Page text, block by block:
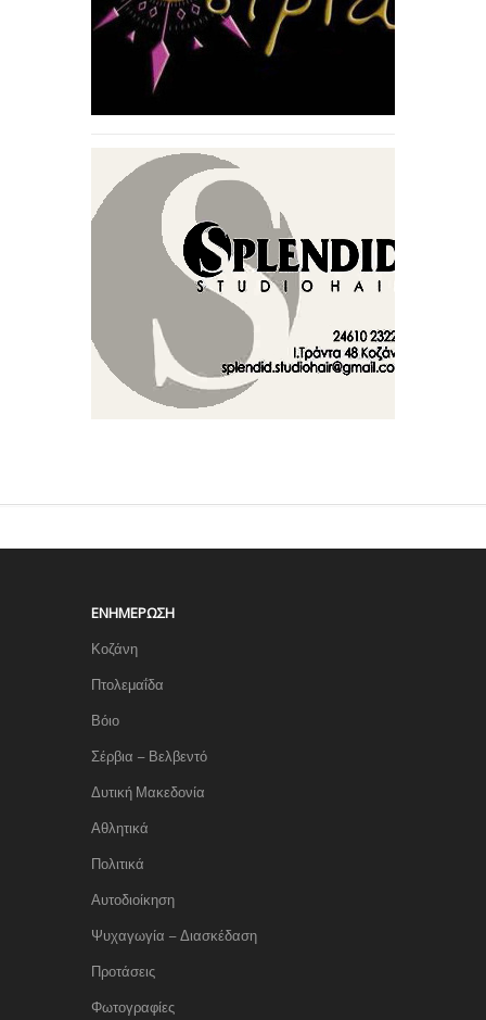
ΕΝΗΜΈΡΩΣΗ
Κοζάνη
Πτολεμαΐδα
Βόιο
Σέρβια – Βελβεντό
Δυτική Μακεδονία
Αθλητικά
Πολιτικά
Αυτοδιοίκηση
Ψυχαγωγία – Διασκέδαση
Προτάσεις
Φωτογραφίες